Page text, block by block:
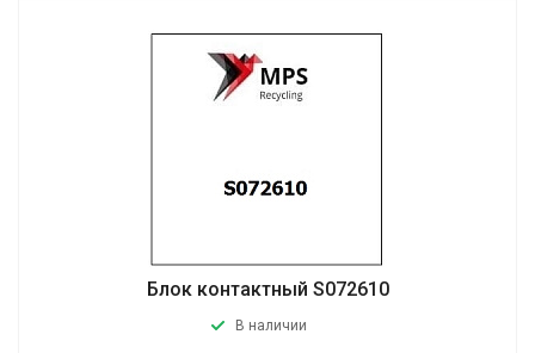
Блок контактный S072610
В наличии